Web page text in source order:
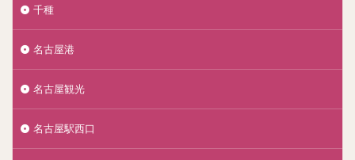
千種
名古屋港
名古屋観光
名古屋駅西口